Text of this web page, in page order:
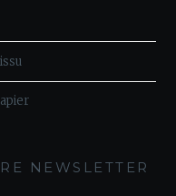
NEWSLETTER